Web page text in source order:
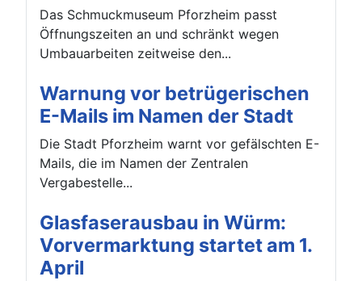
Das Schmuckmuseum Pforzheim passt
Öffnungszeiten an und schränkt wegen
Umbauarbeiten zeitweise den...
Warnung vor betrügerischen
E-Mails im Namen der Stadt
Die Stadt Pforzheim warnt vor gefälschten E-
Mails, die im Namen der Zentralen
Vergabestelle...
Glasfaserausbau in Würm:
Vorvermarktung startet am 1.
April